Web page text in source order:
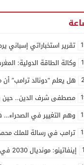
تقرير استخباراتي إسباني يرصد حسابات من الجزائر
وكالة الطاقة الدولية:
هل يعلم “دونالد ترامب” أن
مصطفى شرف الدين.. حين
وهم التغيير في الصحراء…
ترامب في رسالة للملك
إينفاتينو: مونديال 2030 في المغرب وإسبانيا والبرتغال سيكون “الأجمل في التاريخ”